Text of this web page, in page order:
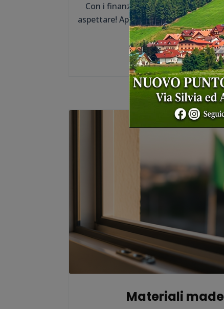
Con i finanziamenti personalizzati
aspettare! Approfitta di
tua casa e
Materiali